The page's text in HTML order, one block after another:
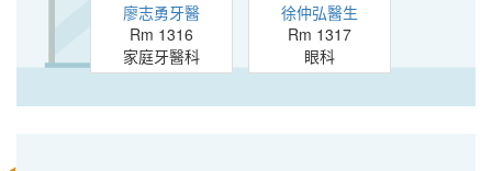
廖志勇牙醫
Rm 1316
家庭牙醫科
徐仲弘醫生
Rm 1317
眼科